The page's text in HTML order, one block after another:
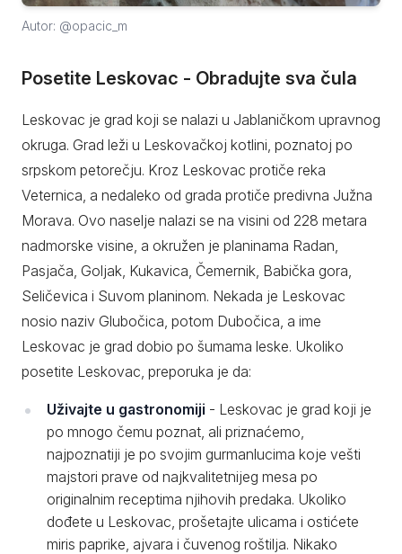
Autor: @opacic_m
Posetite Leskovac - Obradujte sva čula
Leskovac je grad koji se nalazi u Jablaničkom upravnog
okruga. Grad leži u Leskovačkoj kotlini, poznatoj po
srpskom petorečju. Kroz Leskovac protiče reka
Veternica, a nedaleko od grada protiče predivna Južna
Morava. Ovo naselje nalazi se na visini od 228 metara
nadmorske visine, a okružen je planinama Radan,
Pasjača, Goljak, Kukavica, Čemernik, Babička gora,
Seličevica i Suvom planinom. Nekada je Leskovac
nosio naziv Glubočica, potom Dubočica, a ime
Leskovac je grad dobio po šumama leske. Ukoliko
posetite Leskovac, preporuka je da:
Uživajte u gastronomiji - Leskovac je grad koji je
po mnogo čemu poznat, ali priznaćemo,
najpoznatiji je po svojim gurmanlucima koje vešti
majstori prave od najkvalitetnijeg mesa po
originalnim receptima njihovih predaka. Ukoliko
dođete u Leskovac, prošetajte ulicama i ostićete
miris paprike, ajvara i čuvenog roštilja. Nikako